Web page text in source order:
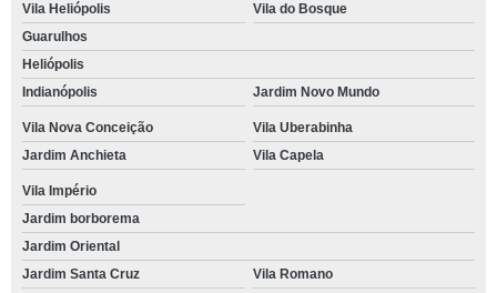
Vila Heliópolis
Vila do Bosque
Guarulhos
Heliópolis
Indianópolis
Jardim Novo Mundo
Vila Nova Conceição
Vila Uberabinha
Jardim Anchieta
Vila Capela
Vila Império
Jardim borborema
Jardim Oriental
Jardim Santa Cruz
Vila Romano